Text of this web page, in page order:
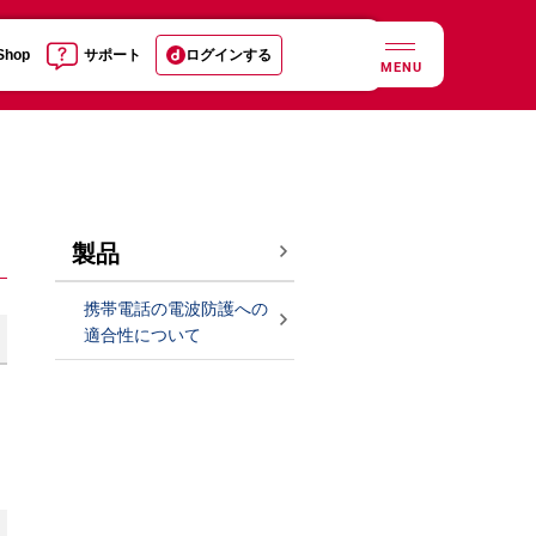
サポート ログインする
MENU
製品
携帯電話の電波防護への
適合性について